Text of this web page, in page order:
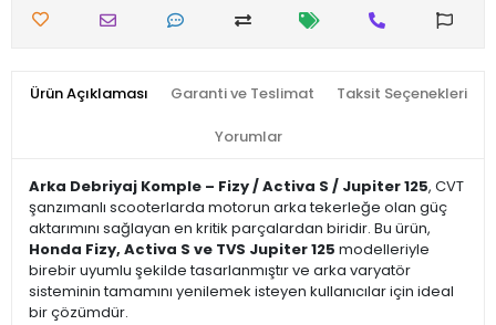
Ürün Açıklaması Garanti ve Teslimat Taksit Seçenekleri
Yorumlar
Arka Debriyaj Komple – Fizy / Activa S / Jupiter 125, CVT
şanzımanlı scooterlarda motorun arka tekerleğe olan güç
aktarımını sağlayan en kritik parçalardan biridir. Bu ürün,
Honda Fizy, Activa S ve TVS Jupiter 125 modelleriyle
birebir uyumlu şekilde tasarlanmıştır ve arka varyatör
sisteminin tamamını yenilemek isteyen kullanıcılar için ideal
bir çözümdür.